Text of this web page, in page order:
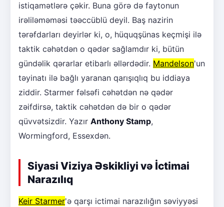
istiqamətlərə çəkir. Buna görə də faytonun
irəliləməməsi təəccüblü deyil. Baş nazirin
tərəfdarları deyirlər ki, o, hüquqşünas keçmişi ilə
taktik cəhətdən o qədər sağlamdır ki, bütün
gündəlik qərarlar etibarlı əllərdədir. Mandelson'un
təyinatı ilə bağlı yaranan qarışıqlıq bu iddiaya
ziddir. Starmer fəlsəfi cəhətdən nə qədər
zəifdirsə, taktik cəhətdən də bir o qədər
qüvvətsizdir. Yazır Anthony Stamp,
Wormingford, Essexdən.
Siyasi Viziya Əskikliyi və İctimai
Narazılıq
Keir Starmer'ə qarşı ictimai narazılığın səviyyəsi